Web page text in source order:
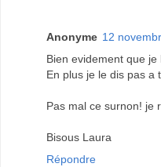
Anonyme 12
Bien evidement que je
En plus je le dis pas a
Pas mal ce surnon! je
Bisous Laura
Répondre